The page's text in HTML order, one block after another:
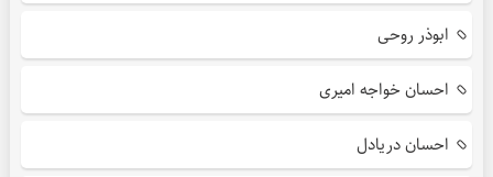
ابوذر روحی
احسان خواجه امیری
احسان دریادل